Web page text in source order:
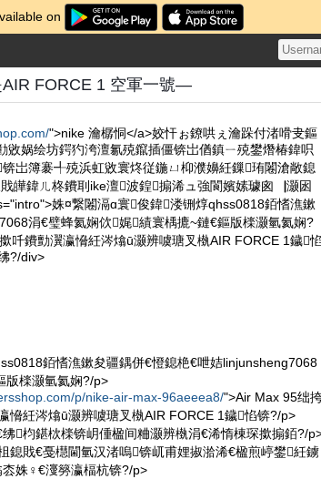
on
FORCE 1 空軍一號—
">nike 瀹樼恫</a>姣忓ぉ鐐哄ぇ瀹跺付渚嗗叏鏂
敓娲绘坊鍔犳洿澶氱殑鑹插僵锛岀偤鎮ㄧ殑鐢熸椿鍏呮
岀簿褰╃殑浜虹敓寰炵従鍦ㄩ枊濮嬶紝鏁珛闂滄敞鎴
皣鍏ㄦ柊鐨刵ike澶波鍠搧浠ュ強閬嬪嫊璩囪▕灏囦
姝¤繋闂滆ɑ寰俊鍏溇铏焞qhss0818銆愭潐鏉
涓€璧蜂氦娴佽娓績寰楀摝~鏈€鏂版檪灏氫氦娴?
吀鐨勯瀷瀛愶紝涔熻ū灏辨噳瑭叉槸AIR FORCE 1鐬
?/div>
銆愭潐鏉夋疆鍝併€憕鎴栬€呭姞linjunsheng7068
版檪灏氫氦娴?/p>
p/nike-air-max-96aeeea8/">Air Max 95绌
愶紝涔熻ū灏辨噳瑭叉槸AIR FORCE 1鐬惂锛?/p>
枃鍖栨檪锛岄偅楹间粬灏辨槸涓€浠惰棟琛撳搧銆?/
鎴戝€戞櫘閫氫汉渚嗚锛屼甫娌掓湁浠€楹煎嵉鐢紝鐪
姝♀€濅簩瀛楅杭锛?/p>